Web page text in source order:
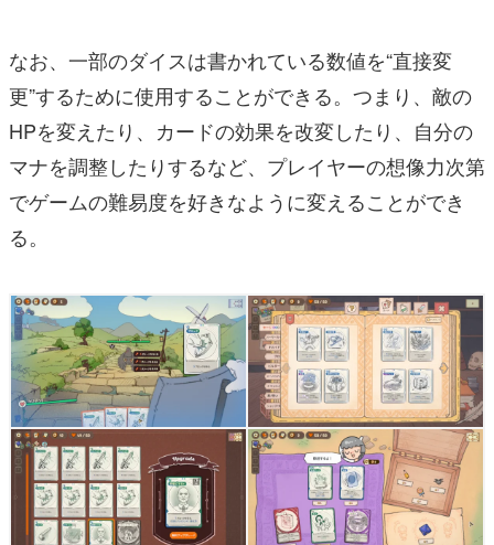
なお、一部のダイスは書かれている数値を“直接変
更”するために使用することができる。つまり、敵の
HPを変えたり、カードの効果を改変したり、自分の
マナを調整したりするなど、プレイヤーの想像力次第
でゲームの難易度を好きなように変えることができ
る。